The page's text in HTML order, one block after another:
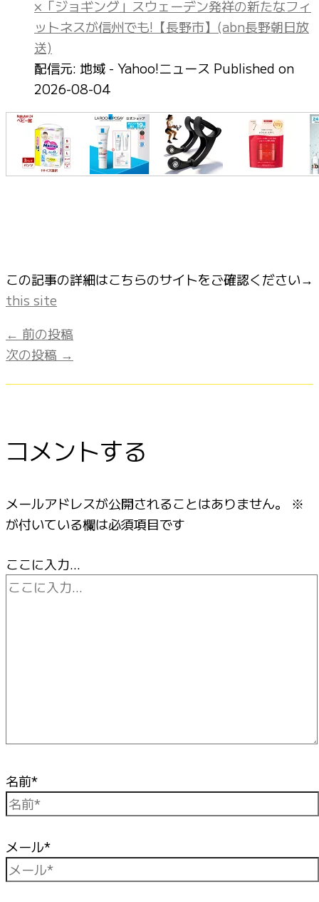
×「ジョギング」スウェーデン発祥の新たなフィ
ットネスが信州でも!【長野市】(abn長野朝日放
送)
配信元: 地域 - Yahoo!ニュース Published on
2026-08-04
この記事の詳細はこちらのサイトをご確認ください→
this site
← 前の投稿
次の投稿 →
コメントする
メールアドレスが公開されることはありません。
※
が付いている欄は必須項目です
ここに入力…
名前*
メール*